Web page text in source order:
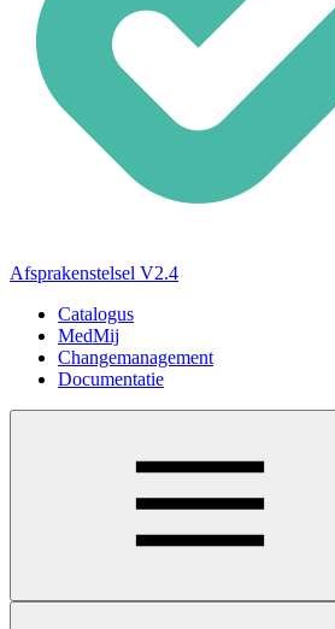
Afsprakenstelsel V2.4
Catalogus
MedMij
Changemanagement
Documentatie